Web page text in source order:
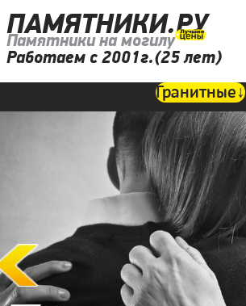
ПАМЯТНИКИ.РУ
Памятники на могилу
Работаем с 2001г.(25 лет)
Гранитные↓